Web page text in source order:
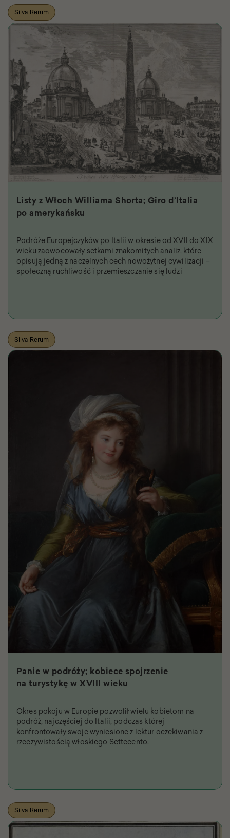
Silva Rerum
Listy z Włoch Williama Shorta; Giro d’Italia
po amerykańsku
Podróże Europejczyków po Italii w okresie od XVII do XIX
wieku zaowocowały setkami znakomitych analiz, które
opisują jedną z naczelnych cech nowożytnej cywilizacji –
społeczną ruchliwość i przemieszczanie się ludzi
Silva Rerum
Panie w podróży; kobiece spojrzenie
na turystykę w XVIII wieku
Okres pokoju w Europie pozwolił wielu kobietom na
podróż, najczęściej do Italii, podczas której
konfrontowały swoje wyniesione z lektur oczekiwania z
rzeczywistością włoskiego Settecento.
Silva Rerum